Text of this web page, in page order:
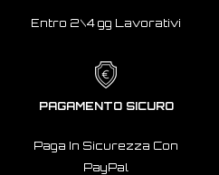
Entro 2\4 gg Lavorativi
PAGAMENTO SICURO
Paga In Sicurezza Con
PayPal